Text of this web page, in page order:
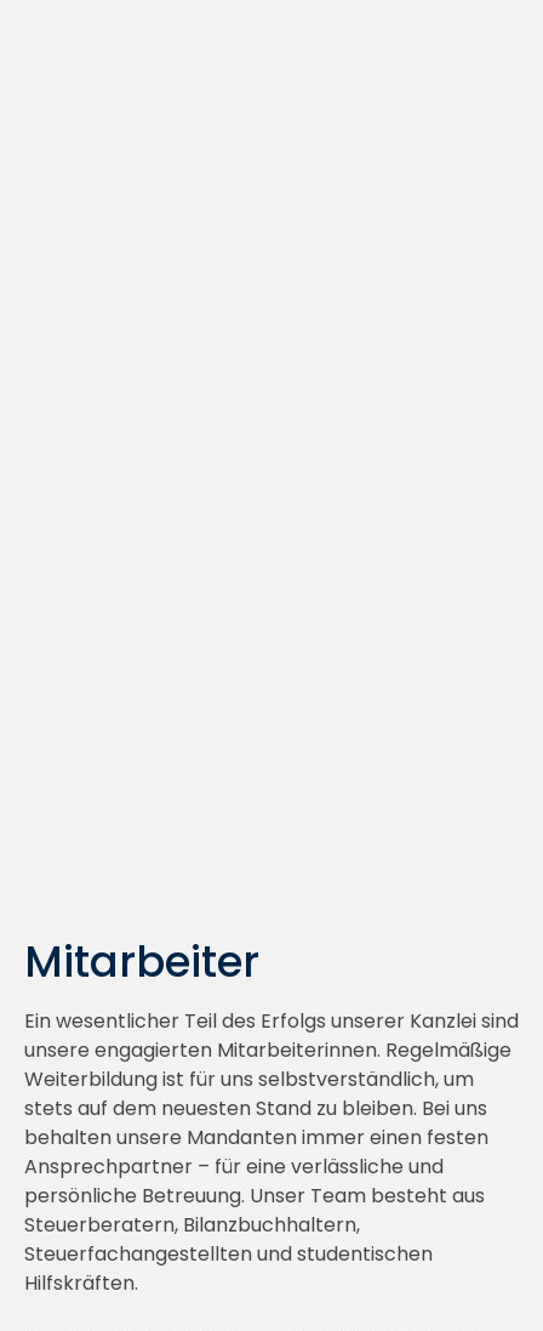
Mitarbeiter
Ein wesentlicher Teil des Erfolgs unserer Kanzlei sind
unsere engagierten Mitarbeiterinnen. Regelmäßige
Weiterbildung ist für uns selbstverständlich, um
stets auf dem neuesten Stand zu bleiben. Bei uns
behalten unsere Mandanten immer einen festen
Ansprechpartner – für eine verlässliche und
persönliche Betreuung. Unser Team besteht aus
Steuerberatern, Bilanzbuchhaltern,
Steuerfachangestellten und studentischen
Hilfskräften.